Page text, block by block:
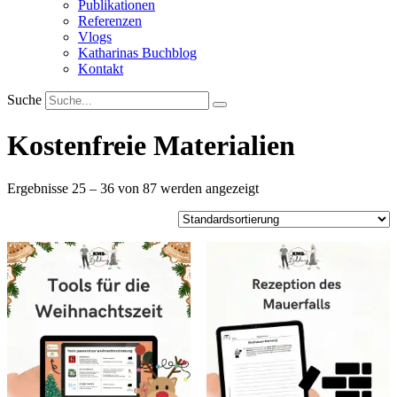
Publikationen
Referenzen
Vlogs
Katharinas Buchblog
Kontakt
Suche
Kostenfreie Materialien
Ergebnisse 25 – 36 von 87 werden angezeigt